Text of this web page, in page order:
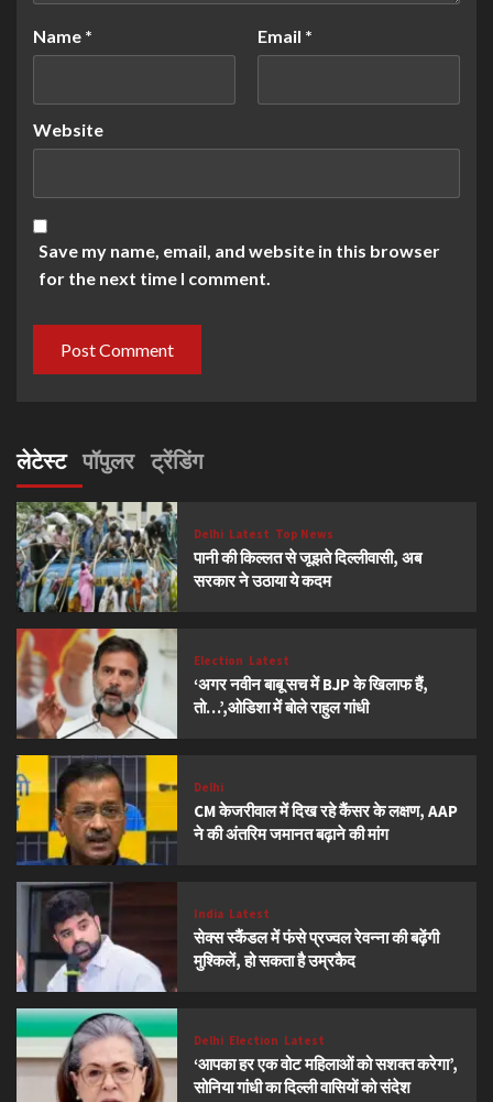
Name * Email *
Website
Save my name, email, and website in this browser
for the next time I comment.
लेटेस्ट पॉपुलर ट्रेंडिंग
Delhi Latest Top News
पानी की किल्लत से जूझते दिल्लीवासी, अब
सरकार ने उठाया ये कदम
Election Latest
‘अगर नवीन बाबू सच में BJP के खिलाफ हैं,
तो…’,ओडिशा में बोले राहुल गांधी
Delhi
CM केजरीवाल में दिख रहे कैंसर के लक्षण, AAP
ने की अंतरिम जमानत बढ़ाने की मांग
India Latest
सेक्स स्कैंडल में फंसे प्रज्वल रेवन्ना की बढ़ेंगी
मुश्किलें, हो सकता है उम्रकैद
Delhi Election Latest
‘आपका हर एक वोट महिलाओं को सशक्त करेगा’,
सोनिया गांधी का दिल्ली वासियों को संदेश